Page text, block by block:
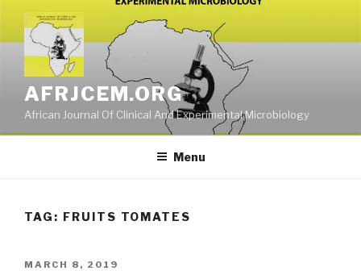
content
AFRJCEM.ORG
African Journal Of Clinical And Experimental Microbiology
Menu
TAG: FRUITS TOMATES
POSTED
MARCH 8, 2019